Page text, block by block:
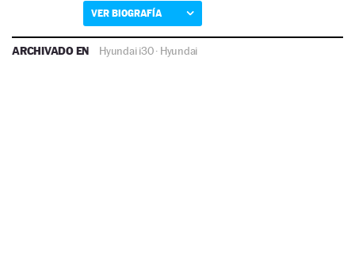
VER BIOGRAFÍA
ARCHIVADO EN Hyundai i30· Hyundai